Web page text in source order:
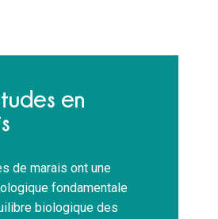
en
de marais ont une
fondamentale
biologique des